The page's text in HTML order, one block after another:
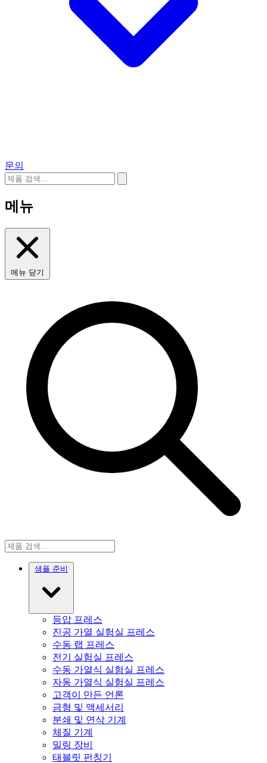
문의
메뉴
메뉴 닫기
샘플 준비
등압 프레스
진공 가열 실험실 프레스
수동 랩 프레스
전기 실험실 프레스
수동 가열식 실험실 프레스
자동 가열식 실험실 프레스
고객이 만든 언론
금형 및 액세서리
분쇄 및 연삭 기계
체질 기계
밀링 장비
태블릿 펀칭기